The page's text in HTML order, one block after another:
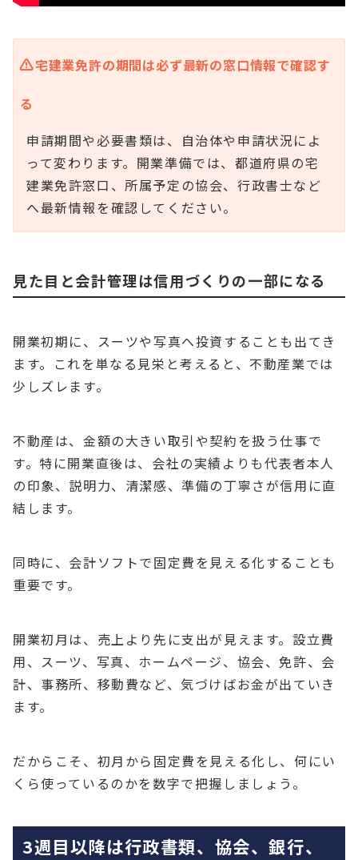
宅建業免許の期間は必ず最新の窓口情報で確認す
る
申請期間や必要書類は、自治体や申請状況によ
って変わります。開業準備では、都道府県の宅
建業免許窓口、所属予定の協会、行政書士など
へ最新情報を確認してください。
見た目と会計管理は信用づくりの一部になる
開業初期に、スーツや写真へ投資することも出てき
ます。これを単なる見栄と考えると、不動産業では
少しズレます。
不動産は、金額の大きい取引や契約を扱う仕事で
す。特に開業直後は、会社の実績よりも代表者本人
の印象、説明力、清潔感、準備の丁寧さが信用に直
結します。
同時に、会計ソフトで固定費を見える化することも
重要です。
開業初月は、売上より先に支出が見えます。設立費
用、スーツ、写真、ホームページ、協会、免許、会
計、事務所、移動費など、気づけばお金が出ていき
ます。
だからこそ、初月から固定費を見える化し、何にい
くら使っているのかを数字で把握しましょう。
3週目以降は行政書類、協会、銀行、